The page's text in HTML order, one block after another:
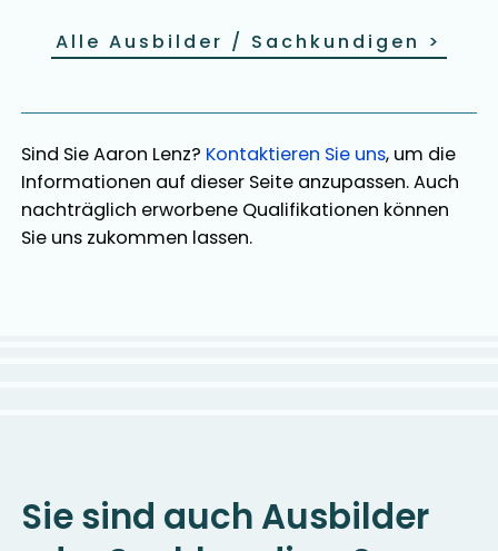
Alle Ausbilder / Sachkundigen >
Sind SieAaron Lenz? Kontaktieren Sie uns, um die
Informationen auf dieser Seite anzupassen. Auch
nachträglich erworbene Qualifikationen können
Sie uns zukommen lassen.
Sie sind auch Ausbilder